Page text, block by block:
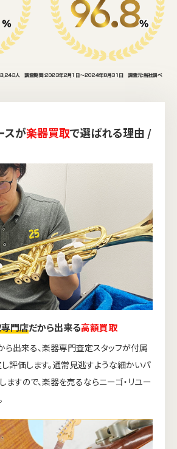
スが楽器買取で選ばれる理由 /
門店だから出来る高額買取
出来る、楽器専門査定スタッフが付属
評価します。通常見逃すような細かいパ
すので、楽器を売るならニーゴ・リユー